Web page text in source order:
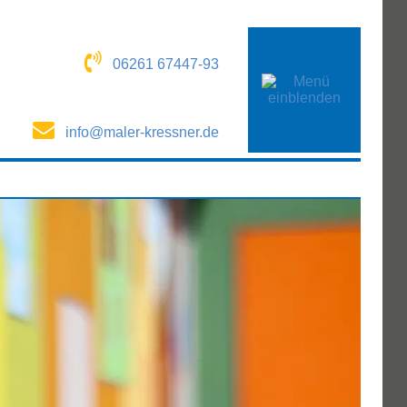
06261 67447-93
info@maler-kressner.de